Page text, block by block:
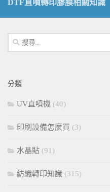
DTF直噴轉印膠膜相關知識
搜
尋
字:
分類
UV直噴機 (40)
印刷設備怎麼買 (3)
水晶貼 (91)
紡織轉印知識 (315)